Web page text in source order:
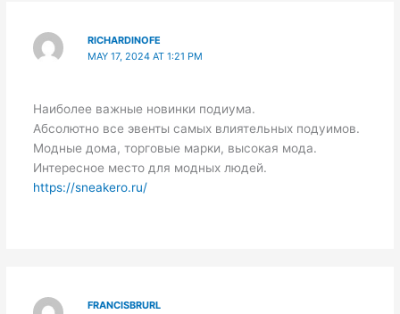
RICHARDINOFE
MAY 17, 2024 AT 1:21 PM
Наиболее важные новинки подиума.
Абсолютно все эвенты самых влиятельных подуимов.
Модные дома, торговые марки, высокая мода.
Интересное место для модных людей.
https://sneakero.ru/
FRANCISBRURL